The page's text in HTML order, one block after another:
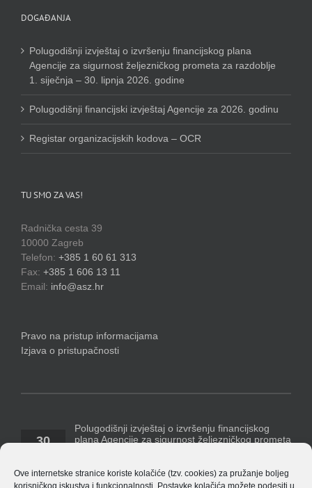
Ove internetske stranice koriste kolačiće (tzv. cookies) za pružanje boljeg
korisničkog iskustva i funkcionalnosti. Postavke kolačića možete podesiti u
DOGAĐANJA
Polugodišnji izvještaj o izvršenju financijskog plana
Agencije za sigurnost željezničkog prometa za razdoblje
1. siječnja – 30. lipnja 2026. godine
Polugodišnji financijski izvještaj Agencije za 2026. godinu
Registar organizacijskih kodova – OCR
TU SMO ZA VAS!
Radnička cesta 39
10000 Zagreb
Telefon: +385 1 60 61 313
Fax: +385 1 606 13 11
Email: info@asz.hr
Pravo na pristup informacijama
Izjava o pristupačnosti
30
Polugodišnji izvještaj o izvršenju financijskog
plana Agencije za sigurnost željezničkog prometa